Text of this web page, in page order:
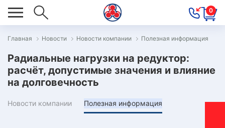
0
Главная Новости Новости компании Полезная информация
Радиальные нагрузки на редуктор:
расчёт, допустимые значения и влияние
на долговечность
Новости компании Полезная информация